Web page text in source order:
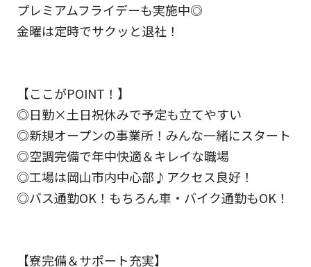
プレミアムフライデーも実施中◎
金曜は定時でサクッと退社！
【ここがPOINT！】
◎日勤×土日祝休みで予定も立てやすい
◎新規オープンの事業所！みんな一緒にスタート
◎空調完備で年中快適＆キレイな職場
◎工場は岡山市内中心部♪アクセス良好！
◎バス通勤OK！もちろん車・バイク通勤もOK！
【寮完備＆サポート充実】